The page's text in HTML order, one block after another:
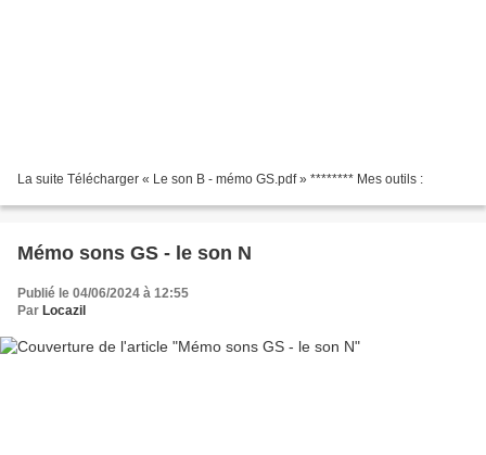
La suite Télécharger « Le son B - mémo GS.pdf » ******** Mes outils :
Mémo sons GS - le son N
Publié le 04/06/2024 à 12:55
Par Locazil